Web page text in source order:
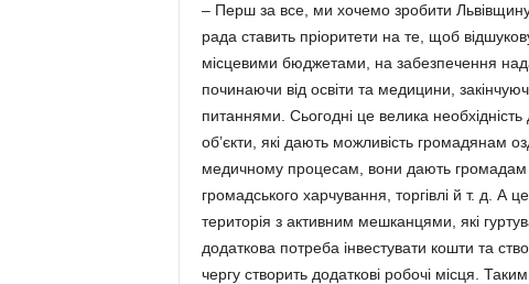
– Перш за все, ми хочемо зробити
рада ставить пріори­тети на те, щоб
місцевими бюджетами, на забезпечення
починаючи від освіти та медицини,
питаннями. Сьогодні це велика
об’єкти, які дають можливість громадянам
медичному процесам, вони дають громадам
громадського харчування, торгівлі й т. д. А
територія з активним мешканцями, які
додаткова потреба інвестувати кошти та
чергу створить додаткові робочі місця.